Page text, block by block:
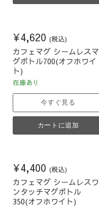
¥4,620 (税込)
カフェマグ シームレスマ
グボトル700(オフホワイ
ト)
在庫あり
今すぐ見る
カートに追加
¥4,400 (税込)
カフェマグ シームレスワ
ンタッチマグボトル
350(オフホワイト)